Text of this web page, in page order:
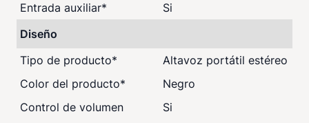
Entrada auxiliar*
Si
Diseño
Tipo de producto*
Altavoz portátil estéreo
Color del producto*
Negro
Control de volumen
Si